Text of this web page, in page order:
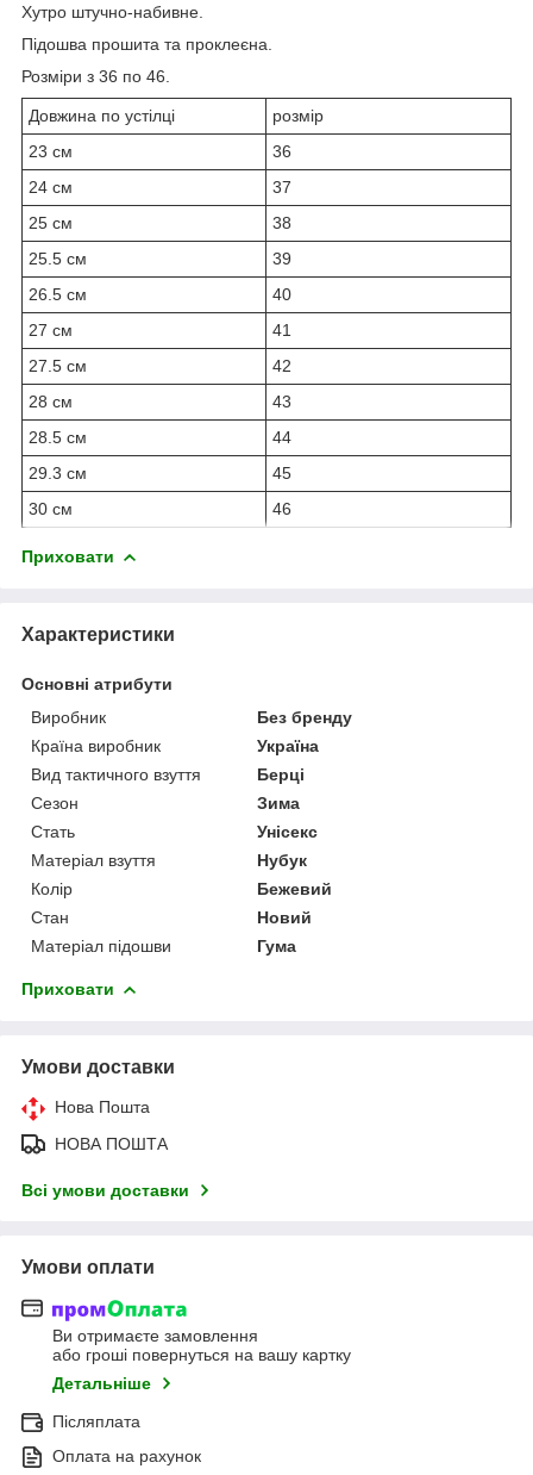
Хутро штучно-набивне.
Підошва прошита та проклеєна.
Розміри з 36 по 46.
Довжина по устілці
розмір
23 см
36
24 см
37
25 см
38
25.5 см
39
26.5 см
40
27 см
41
27.5 см
42
28 см
43
28.5 см
44
29.3 см
45
30 см
46
Приховати
Характеристики
Основні атрибути
Виробник
Без бренду
Країна виробник
Україна
Вид тактичного взуття
Берці
Сезон
Зима
Стать
Унісекс
Матеріал взуття
Нубук
Колір
Бежевий
Стан
Новий
Матеріал підошви
Гума
Приховати
Умови доставки
Нова Пошта
НОВА ПОШТА
Всі умови доставки
Умови оплати
Ви отримаєте замовлення
або гроші повернуться на вашу картку
Детальніше
Післяплата
Оплата на рахунок